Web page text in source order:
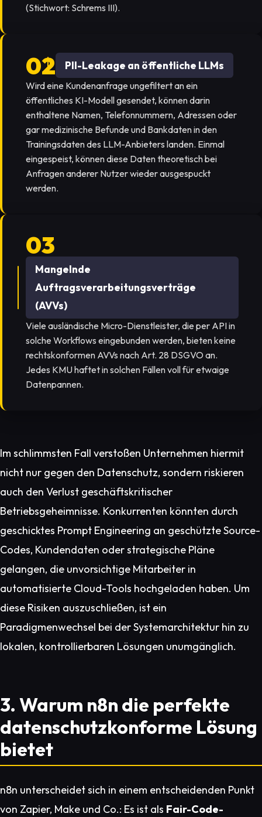
(Stichwort: Schrems III).
PII-Leakage an öffentliche LLMs
Wird eine Kundenanfrage ungefiltert an ein
öffentliches KI-Modell gesendet, können darin
enthaltene Namen, Telefonnummern, Adressen oder
gar medizinische Befunde und Bankdaten in den
Trainingsdaten des LLM-Anbieters landen. Einmal
eingespeist, können diese Daten theoretisch bei
Anfragen anderer Nutzer wieder ausgespuckt
werden.
Mangelnde
Auftragsverarbeitungsverträge
(AVVs)
Viele ausländische Micro-Dienstleister, die per API in
solche Workflows eingebunden werden, bieten keine
rechtskonformen AVVs nach Art. 28 DSGVO an.
Jedes KMU haftet in solchen Fällen voll für etwaige
Datenpannen.
Im schlimmsten Fall verstoßen Unternehmen hiermit
nicht nur gegen den Datenschutz, sondern riskieren
auch den Verlust geschäftskritischer
Betriebsgeheimnisse. Konkurrenten könnten durch
geschicktes Prompt Engineering an geschützte Source-
Codes, Kundendaten oder strategische Pläne
gelangen, die unvorsichtige Mitarbeiter in
automatisierte Cloud-Tools hochgeladen haben. Um
diese Risiken auszuschließen, ist ein
Paradigmenwechsel bei der Systemarchitektur hin zu
lokalen, kontrollierbaren Lösungen unumgänglich.
3. Warum n8n die perfekte
datenschutzkonforme Lösung
bietet
n8n unterscheidet sich in einem entscheidenden Punkt
von Zapier, Make und Co.: Es ist als Fair-Code-